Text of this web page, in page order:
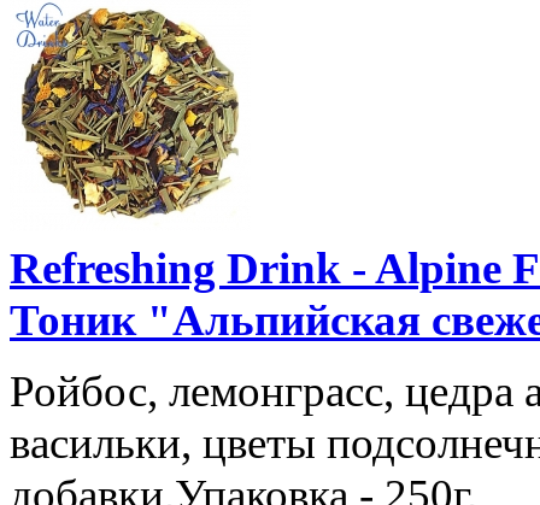
Refreshing Drink - Alpine
Тоник "Альпийская
Ройбос, лемонграсc, цедра
васильки, цветы
добавки.Упаковка - 250г.